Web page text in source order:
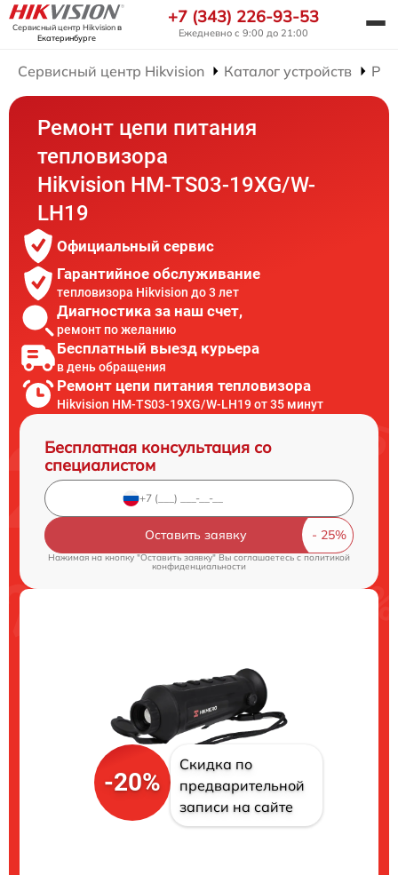
Сервисный центр Hikvisionв
Екатеринбурге
+7 (343) 226-93-53
Ежедневно с 9:00 до 21:00
Сервисный центр Hikvision Каталог устройств
Ремонт цепи питания
тепловизора
Hikvision HM-TS03-19XG/W-
LH19
Официальный сервис
Гарантийное обслуживание
тепловизора Hikvision до 3 лет
Диагностика за наш счет,
ремонт по желанию
Бесплатный выезд курьера
в день обращения
Ремонт цепи питания тепловизора
Hikvision HM-TS03-19XG/W-LH19 от 35 минут
Бесплатная консультация со
специалистом
Оставить заявку
Нажимая на кнопку "Оставить заявку" Вы соглашаетесь cполитикой
конфиденциальности
-20%
Скидка по
предварительной
записи на сайте